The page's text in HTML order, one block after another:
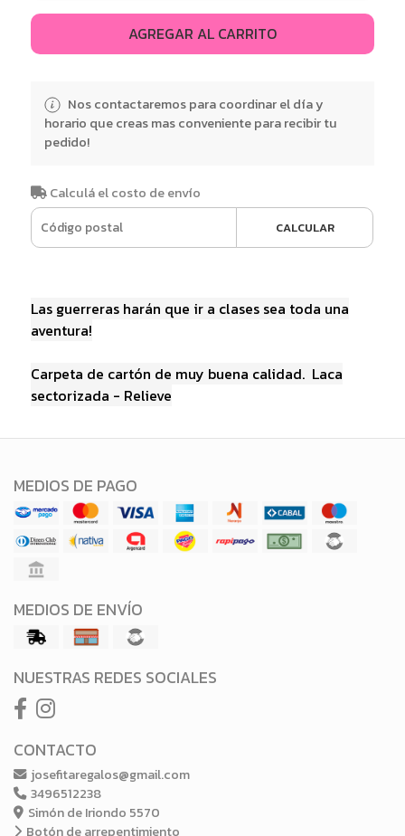
AGREGAR AL CARRITO
Nos contactaremos para coordinar el día y
horario que creas mas conveniente para recibir tu
pedido!
Calculá el costo de envío
CALCULAR
Las guerreras harán que ir a clases sea toda una
aventura!
Carpeta de cartón de muy buena calidad. Laca
sectorizada - Relieve
MEDIOS DE PAGO
MEDIOS DE ENVÍO
NUESTRAS REDES SOCIALES
CONTACTO
josefitaregalos@gmail.com
3496512238
Simón de Iriondo 5570
Botón de arrepentimiento